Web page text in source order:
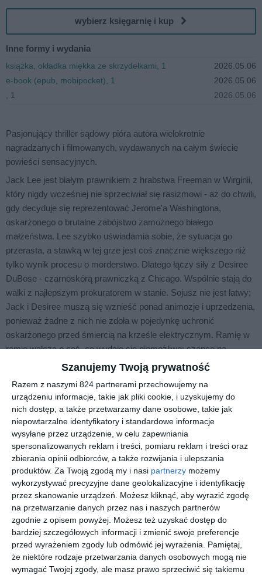
Szanujemy Twoją prywatność
Razem z naszymi 824 partnerami przechowujemy na
urządzeniu informacje, takie jak pliki cookie, i uzyskujemy do
nich dostęp, a także przetwarzamy dane osobowe, takie jak
niepowtarzalne identyfikatory i standardowe informacje
wysyłane przez urządzenie, w celu zapewniania
spersonalizowanych reklam i treści, pomiaru reklam i treści oraz
zbierania opinii odbiorców, a także rozwijania i ulepszania
produktów. Za Twoją zgodą my i nasi partnerzy możemy
wykorzystywać precyzyjne dane geolokalizacyjne i identyfikację
przez skanowanie urządzeń. Możesz kliknąć, aby wyrazić zgodę
na przetwarzanie danych przez nas i naszych partnerów
zgodnie z opisem powyżej. Możesz też uzyskać dostęp do
bardziej szczegółowych informacji i zmienić swoje preferencje
przed wyrażeniem zgody lub odmówić jej wyrażenia.
Pamiętaj,
że niektóre rodzaje przetwarzania danych osobowych mogą nie
wymagać Twojej zgody, ale masz prawo sprzeciwić się takiemu
wybierz księgarnię i kup
Inne formy i wydania
książka, okładka miękka ze skrzydełkami, 1
2026.05.06
e-book (epub, mobipocket), 1
2026.05.06
, 1
2026.05.06
Pasjonujący thriller sądowy pióra autora wielokrotnie
nagradzanych i filmowanych, wydawanych na całym świecie
powieści sensacyjnych.
Jack Lee jest białym prawnikiem z hrabstwa Freeman w Wirginii,
który nigdy wcześniej nie sprzeciwiał się rasizmowi - aż do chwili,
gdy decyduje się reprezentować Jerome'a Washingtona,
oskarżonego o brutalne zabójstwo zamożnego białego
małżeństwa. Lee szybko uświadamia sobie, że sytuacja go
przerasta, a stawką w tej grze jest coś znacznie większego niż
tylko wynik procesu o morderstwo. Dlatego łączy siły z Desiree
DuBose - czarnoskórą prawniczką z Chicago. Wspólnie stają do
walki z najlepszym prokuratorem w stanie. Sojusz nie jest łatwy;
Jack i Desiree muszą się wznieść ponad animozje i uprzedzenia,
ponieważ żadne z nich nie zdoła w pojedynkę uchronić
oskarżonego przed śmiercią na krześle elektrycznym. Ramię w
ramię walczą o coś, co wydaje się niemożliwe: szansę na
uczciwy proces i sprawiedliwość.
Na sąsiedniej półce
nowość
[ książka, audiobook,
Władza
absolutna
David Baldacci
[ e-book ]
Stąpając
po linie
David Baldacci
[ e-book ]
Budynek
Q
David Baldacci
[ audiobook, e-book
W
pułapce
pamięci
David Baldacci